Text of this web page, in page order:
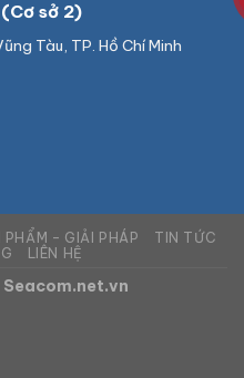
sở 2)
Tàu, TP. Hồ Chí Minh
PHẨM – GIẢI PHÁP
TIN TỨC
LIÊN HỆ
Seacom.net.vn